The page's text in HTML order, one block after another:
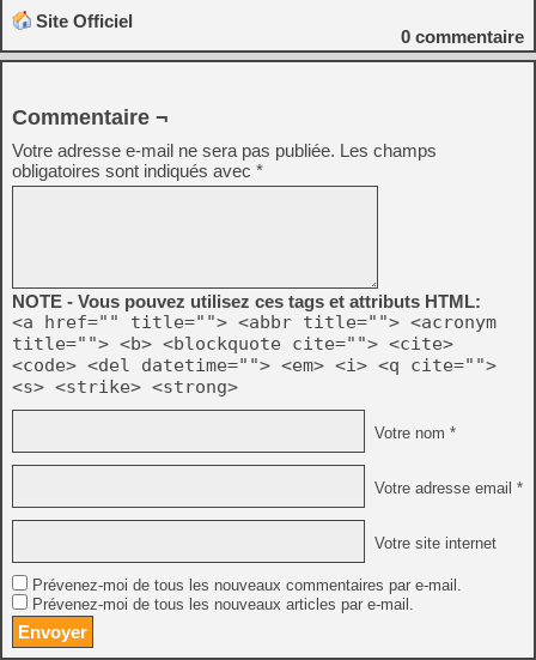
Site Officiel
0 commentaire
Commentaire ¬
Votre adresse e-mail ne sera pas publiée. Les champs
obligatoires sont indiqués avec *
NOTE - Vous pouvez utilisez ces tags et attributs HTML:
<a href="" title=""> <abbr title=""> <acronym
title=""> <b> <blockquote cite=""> <cite>
<code> <del datetime=""> <em> <i> <q cite="">
<s> <strike> <strong>
Votre nom *
Votre adresse email *
Votre site internet
Prévenez-moi de tous les nouveaux commentaires par e-mail.
Prévenez-moi de tous les nouveaux articles par e-mail.